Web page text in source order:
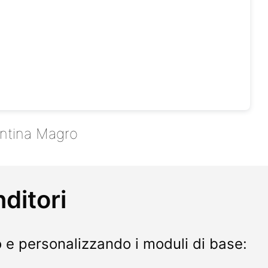
Magro
personalizzando i moduli di base: